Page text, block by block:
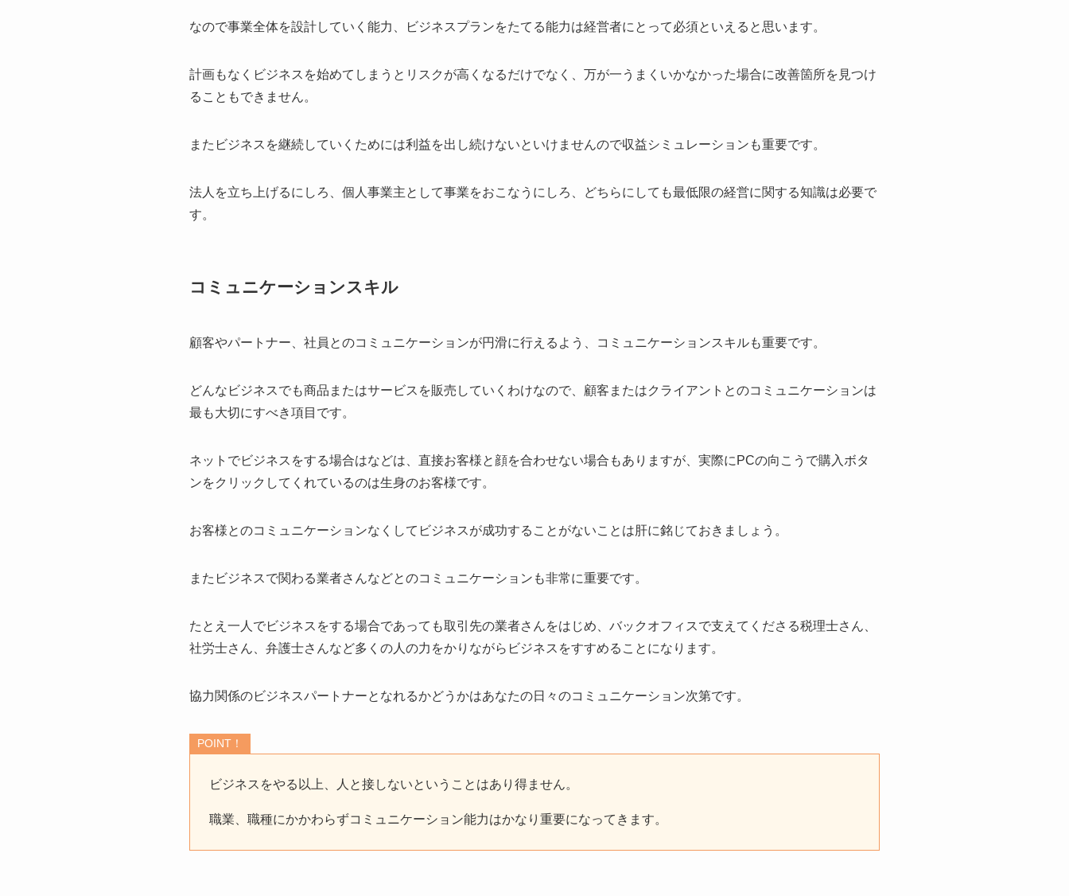
なので事業全体を設計していく能力、ビジネスプランをたてる能力は経営者にとって必須といえると思います。
計画もなくビジネスを始めてしまうとリスクが高くなるだけでなく、万が一うまくいかなかった場合に改善箇所を見つけ
ることもできません。
またビジネスを継続していくためには利益を出し続けないといけませんので収益シミュレーションも重要です。
法人を立ち上げるにしろ、個人事業主として事業をおこなうにしろ、どちらにしても最低限の経営に関する知識は必要で
す。
コミュニケーションスキル
顧客やパートナー、社員とのコミュニケーションが円滑に行えるよう、コミュニケーションスキルも重要です。
どんなビジネスでも商品またはサービスを販売していくわけなので、顧客またはクライアントとのコミュニケーションは
最も大切にすべき項目です。
ネットでビジネスをする場合はなどは、直接お客様と顔を合わせない場合もありますが、実際にPCの向こうで購入ボタ
ンをクリックしてくれているのは生身のお客様です。
お客様とのコミュニケーションなくしてビジネスが成功することがないことは肝に銘じておきましょう。
またビジネスで関わる業者さんなどとのコミュニケーションも非常に重要です。
たとえ一人でビジネスをする場合であっても取引先の業者さんをはじめ、バックオフィスで支えてくださる税理士さん、
社労士さん、弁護士さんなど多くの人の力をかりながらビジネスをすすめることになります。
協力関係のビジネスパートナーとなれるかどうかはあなたの日々のコミュニケーション次第です。
POINT！
ビジネスをやる以上、人と接しないということはあり得ません。
職業、職種にかかわらずコミュニケーション能力はかなり重要になってきます。